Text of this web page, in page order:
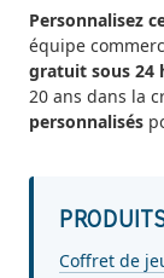
Personnalisez
équipe
gratuit sous 24
20 ans dans la
personnalisés
Coffret de